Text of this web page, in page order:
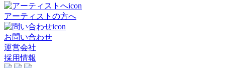
アーティストの方へ
お問い合わせ
運営会社
採用情報